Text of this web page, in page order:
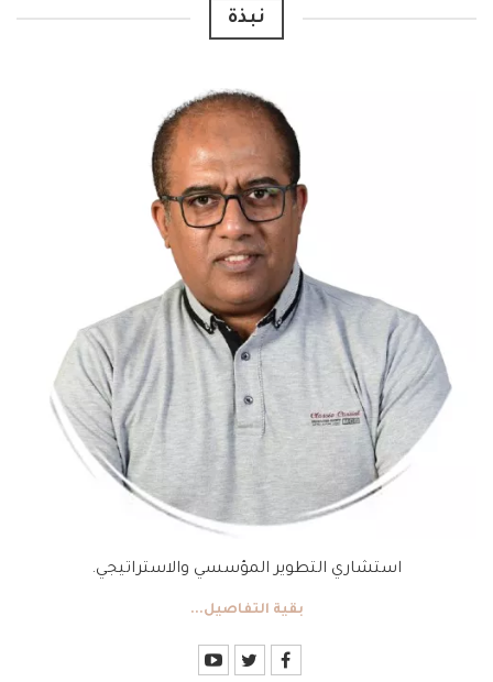
نبذة
استشاري التطوير المؤسسي والاستراتيجي.
بقية التفاصيل...